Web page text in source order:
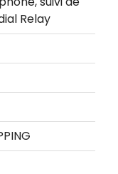
Relay